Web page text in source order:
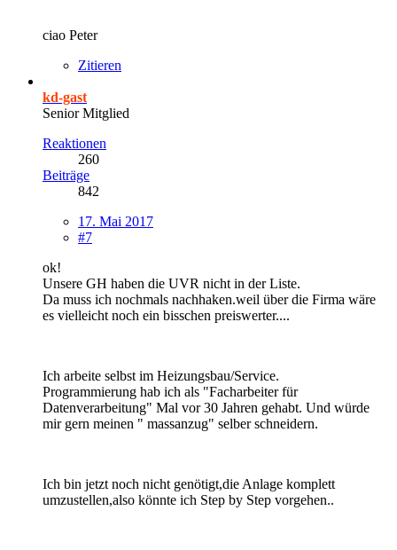
ciao Peter
Zitieren
kd-gast
Senior Mitglied
Reaktionen
260
Beiträge
842
17. Mai 2017
#7
ok!
Unsere GH haben die UVR nicht in der Liste.
Da muss ich nochmals nachhaken.weil über die Firma wäre
es vielleicht noch ein bisschen preiswerter....
Ich arbeite selbst im Heizungsbau/Service.
Programmierung hab ich als "Facharbeiter für
Datenverarbeitung" Mal vor 30 Jahren gehabt. Und würde
mir gern meinen " massanzug" selber schneidern.
Ich bin jetzt noch nicht genötigt,die Anlage komplett
umzustellen,also könnte ich Step by Step vorgehen..